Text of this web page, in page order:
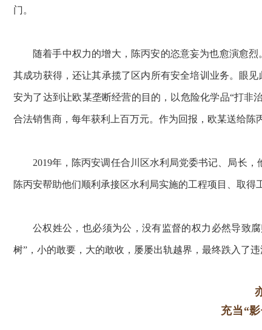
门。
随着手中权力的增大，陈丙安的恣意妄为也愈演愈
其成功获得，还让其承揽了区内所有安全培训业务。眼
安为了达到让欧某垄断经营的目的，以危险化学品“打非
合法销售商，每年获利上百万元。作为回报，欧某送给陈
2019年，陈丙安调任合川区水利局党委书记、局长
陈丙安帮助他们顺利承接区水利局实施的工程项目、取得
公权姓公，也必须为公，没有监督的权力必然导致
树”，小的敢要，大的敢收，屡屡出轨越界，最终跌入了违
充当“